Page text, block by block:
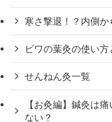
寒さ撃退！？内側
ビワの葉灸の使い
せんねん灸一覧
【お灸編】鍼灸は
ない？